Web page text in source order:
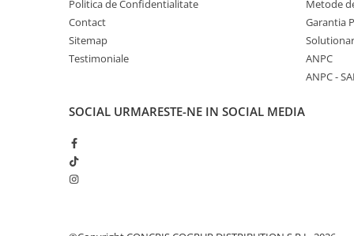
Politica de Confidentialitate
Contact
Sitemap
Testimoniale
Metode
Garantia
ANPC
ANPC -
SOCIAL URMARESTE-NE IN SOCIAL MEDIA